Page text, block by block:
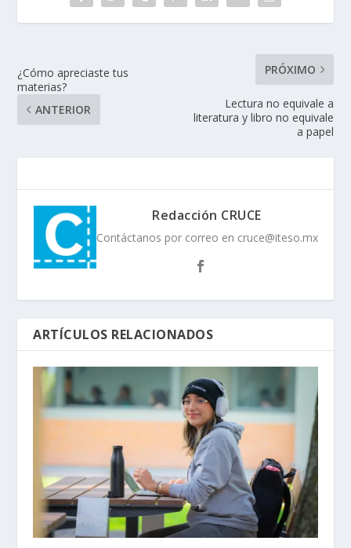
¿Cómo apreciaste tus
materias?
ANTERIOR
PRÓXIMO
Lectura no equivale a
literatura y libro no equivale
a papel
Redacción CRUCE
Contáctanos por correo en cruce@iteso.mx
ARTÍCULOS RELACIONADOS